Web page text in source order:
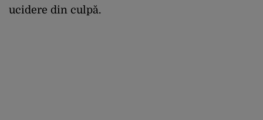
ucidere din culpă.